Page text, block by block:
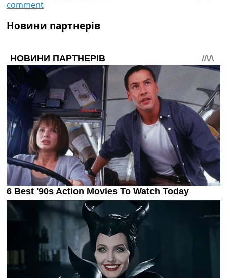
Рейтинг ФІФА
Телепрограма
comment
Новини партнерів